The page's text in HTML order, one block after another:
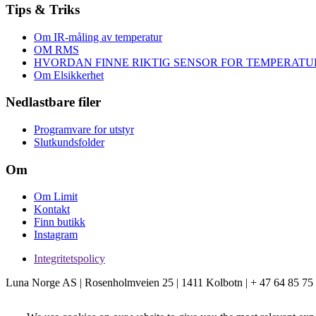
Tips & Triks
Om IR-måling av temperatur
OM RMS
HVORDAN FINNE RIKTIG SENSOR FOR
Om Elsikkerhet
Nedlastbare filer
Programvare for utstyr
Slutkundsfolder
Om
Om Limit
Kontakt
Finn butikk
Instagram
Integritetspolicy
Luna Norge AS | Rosenholmveien 25 | 1411 Kolbotn | + 47 64 85 75